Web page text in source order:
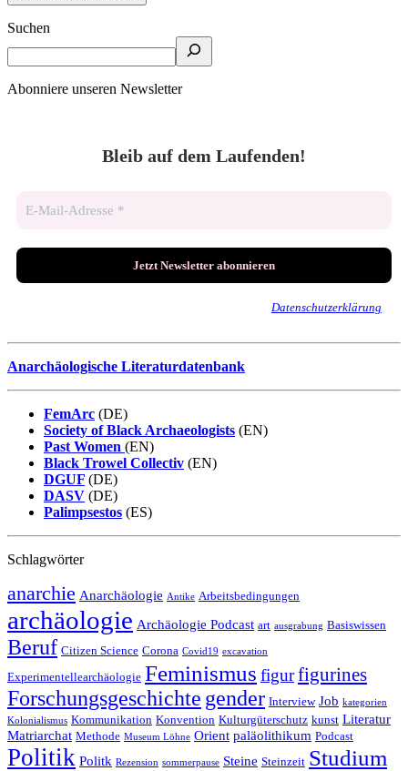
Suchen
Abonniere unseren Newsletter
Bleib auf dem Laufenden!
Datenschutzerklärung
Anarchäologische Literaturdatenbank
FemArc (DE)
Society of Black Archaeologists (EN)
Past Women (EN)
Black Trowel Collectiv (EN)
DGUF (DE)
DASV (DE)
Palimpsestos (ES)
Schlagwörter
anarchie Anarchäologie Antike Arbeitsbedingungen
archäologie Archäologie Podcast art ausgrabung Basiswissen
Beruf Citizen Science Corona Covid19 excavation
Experimentellearchäologie Feminismus figurfigurines
Forschungsgeschichte gender Interview Job kategorien
Kolonialismus Kommunikation Konvention Kulturgüterschutz kunst Literatur
Matriarchat Methode Museum Löhne Orient paläolithikum Podcast
Politik Politk Rezension sommerpause Steine Steinzeit Studium